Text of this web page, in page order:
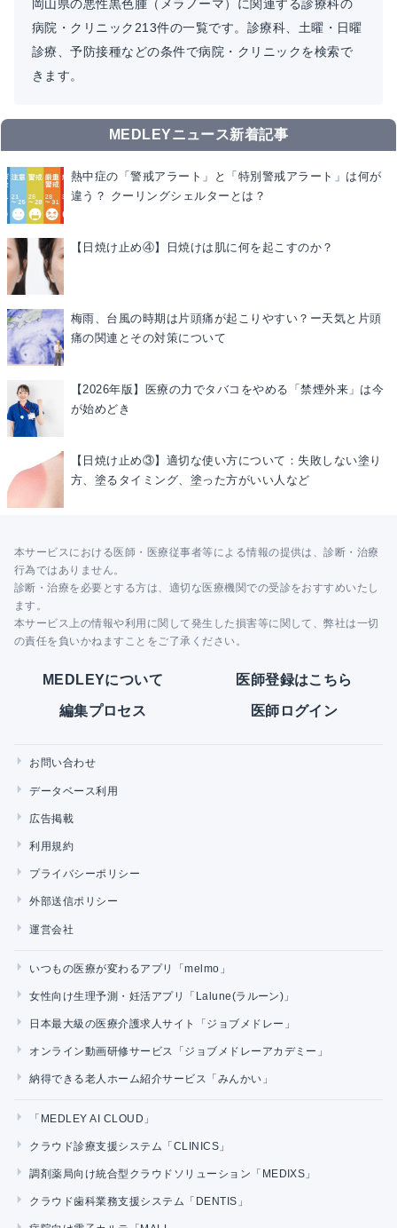
岡山県の悪性黒色腫（メラノーマ）に関連する診療科の
病院・クリニック213件の一覧です。診療科、土曜・日曜
診療、予防接種などの条件で病院・クリニックを検索で
きます。
MEDLEYニュース新着記事
熱中症の「警戒アラート」と「特別警戒アラート」は何が
違う？ クーリングシェルターとは？
【日焼け止め④】日焼けは肌に何を起こすのか？
梅雨、台風の時期は片頭痛が起こりやすい？ー天気と片頭
痛の関連とその対策について
【2026年版】医療の力でタバコをやめる「禁煙外来」は今
が始めどき
【日焼け止め③】適切な使い方について：失敗しない塗り
方、塗るタイミング、塗った方がいい人など
本サービスにおける医師・医療従事者等による情報の提供は、診断・治療
行為ではありません。
診断・治療を必要とする方は、適切な医療機関での受診をおすすめいたし
ます。
本サービス上の情報や利用に関して発生した損害等に関して、弊社は一切
の責任を負いかねますことをご了承ください。
MEDLEYについて 医師登録はこちら
編集プロセス 医師ログイン
お問い合わせ
データベース利用
広告掲載
利用規約
プライバシーポリシー
外部送信ポリシー
運営会社
いつもの医療が変わるアプリ「melmo」
女性向け生理予測・妊活アプリ「Lalune(ラルーン)」
日本最大級の医療介護求人サイト「ジョブメドレー」
オンライン動画研修サービス「ジョブメドレーアカデミー」
納得できる老人ホーム紹介サービス「みんかい」
「MEDLEY AI CLOUD」
クラウド診療支援システム「CLINICS」
調剤薬局向け統合型クラウドソリューション「MEDIXS」
クラウド歯科業務支援システム「DENTIS」